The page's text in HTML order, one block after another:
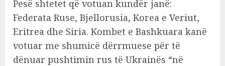
Pesë shtetet që votuan kundër janë:
Federata Ruse, Bjellorusia, Korea e Veriut,
Eritrea dhe Siria. Kombet e Bashkuara kanë
votuar me shumicë dërrmuese për të
dënuar pushtimin rus të Ukrainës “në